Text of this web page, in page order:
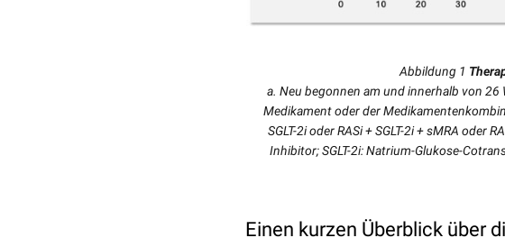
Abbildung 1
a. Neu begonnen am und innerhalb von
Medikament oder der
SGLT-2i oder RASi + SGLT-2i + sMRA oder
Inhibitor; SGLT-2i: Natrium-Glukose-
Einen kurzen Überblick über